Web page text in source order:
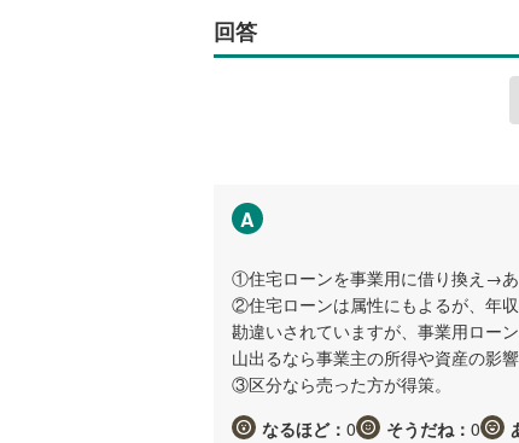
回答
A
①住宅ローンを事業用に借り換え→あ
②住宅ローンは属性にもよるが、年収
勘違いされていますが、事業用ロー
山出るなら事業主の所得や資産の影
③区分なら売った方が得策。
なるほど： 0 そうだね： 0